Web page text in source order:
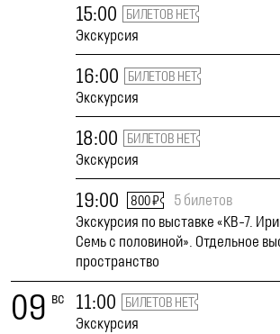
15:00 БИЛЕТОВ НЕТ
Экскурсия
16:00 БИЛЕТОВ НЕТ
Экскурсия
18:00 БИЛЕТОВ НЕТ
Экскурсия
19:00 800 ₽
5 билетов
Экскурсия по выставке «КВ-7.
Семь с половиной». Отдельное
пространство
09 вс 11:00 БИЛЕТОВ НЕТ
Экскурсия